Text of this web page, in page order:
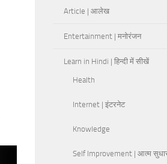
Article | आलेख
Entertainment | मनोरंजन
Learn in Hindi | हिन्दी में सीखें
Health
Internet | इंटरनेट
Knowledge
Self Improvement | आत्म